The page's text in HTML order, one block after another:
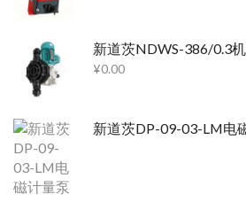
¥0.00
新道茨DP-09-03-LM电